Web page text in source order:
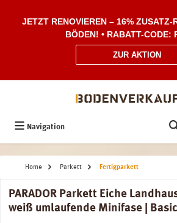
JETZT RENOVIEREN – 16%
BÖDEN! • RABATT-CODE:
ZUR AKTION
Navigation
Home Parkett Fertigparkett
PARADOR Parkett Eiche
weiß umlaufende Minifase | Basic